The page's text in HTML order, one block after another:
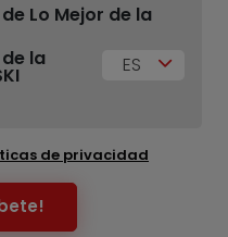
Lo Mejor de la
la
ES
de privacidad